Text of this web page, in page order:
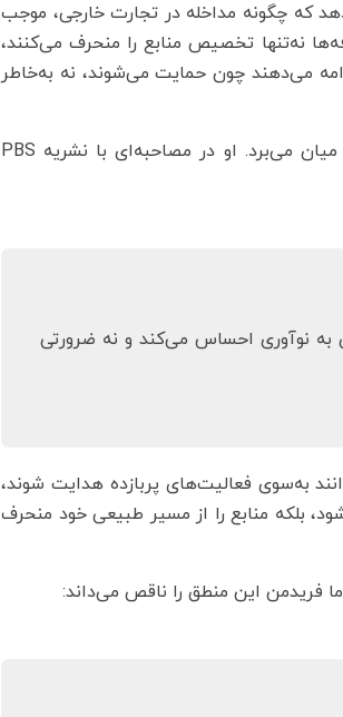
که چگونه مداخله در تجارت خارجی، موجب
نه‌تنها تخصیص منابع را منحرف می‌کنند،
می‌دهند چون حمایت می‌شوند، نه به‌خاطر
فریدمن بر این باور بود که حمایت‌گرایی، انگیزه نوآوری و بهره‌وری را از میان می‌برد. او در مصاحبه‌ای با نشریه PBS
به نوآوری احساس می‌کند و نه ضرورتی
به‌سوی فعالیت‌های پربازده هدایت شوند،
بلکه منابع را از مسیر طبیعی خود منحرف
فریدمن این منطق را ناقص می‌داند: